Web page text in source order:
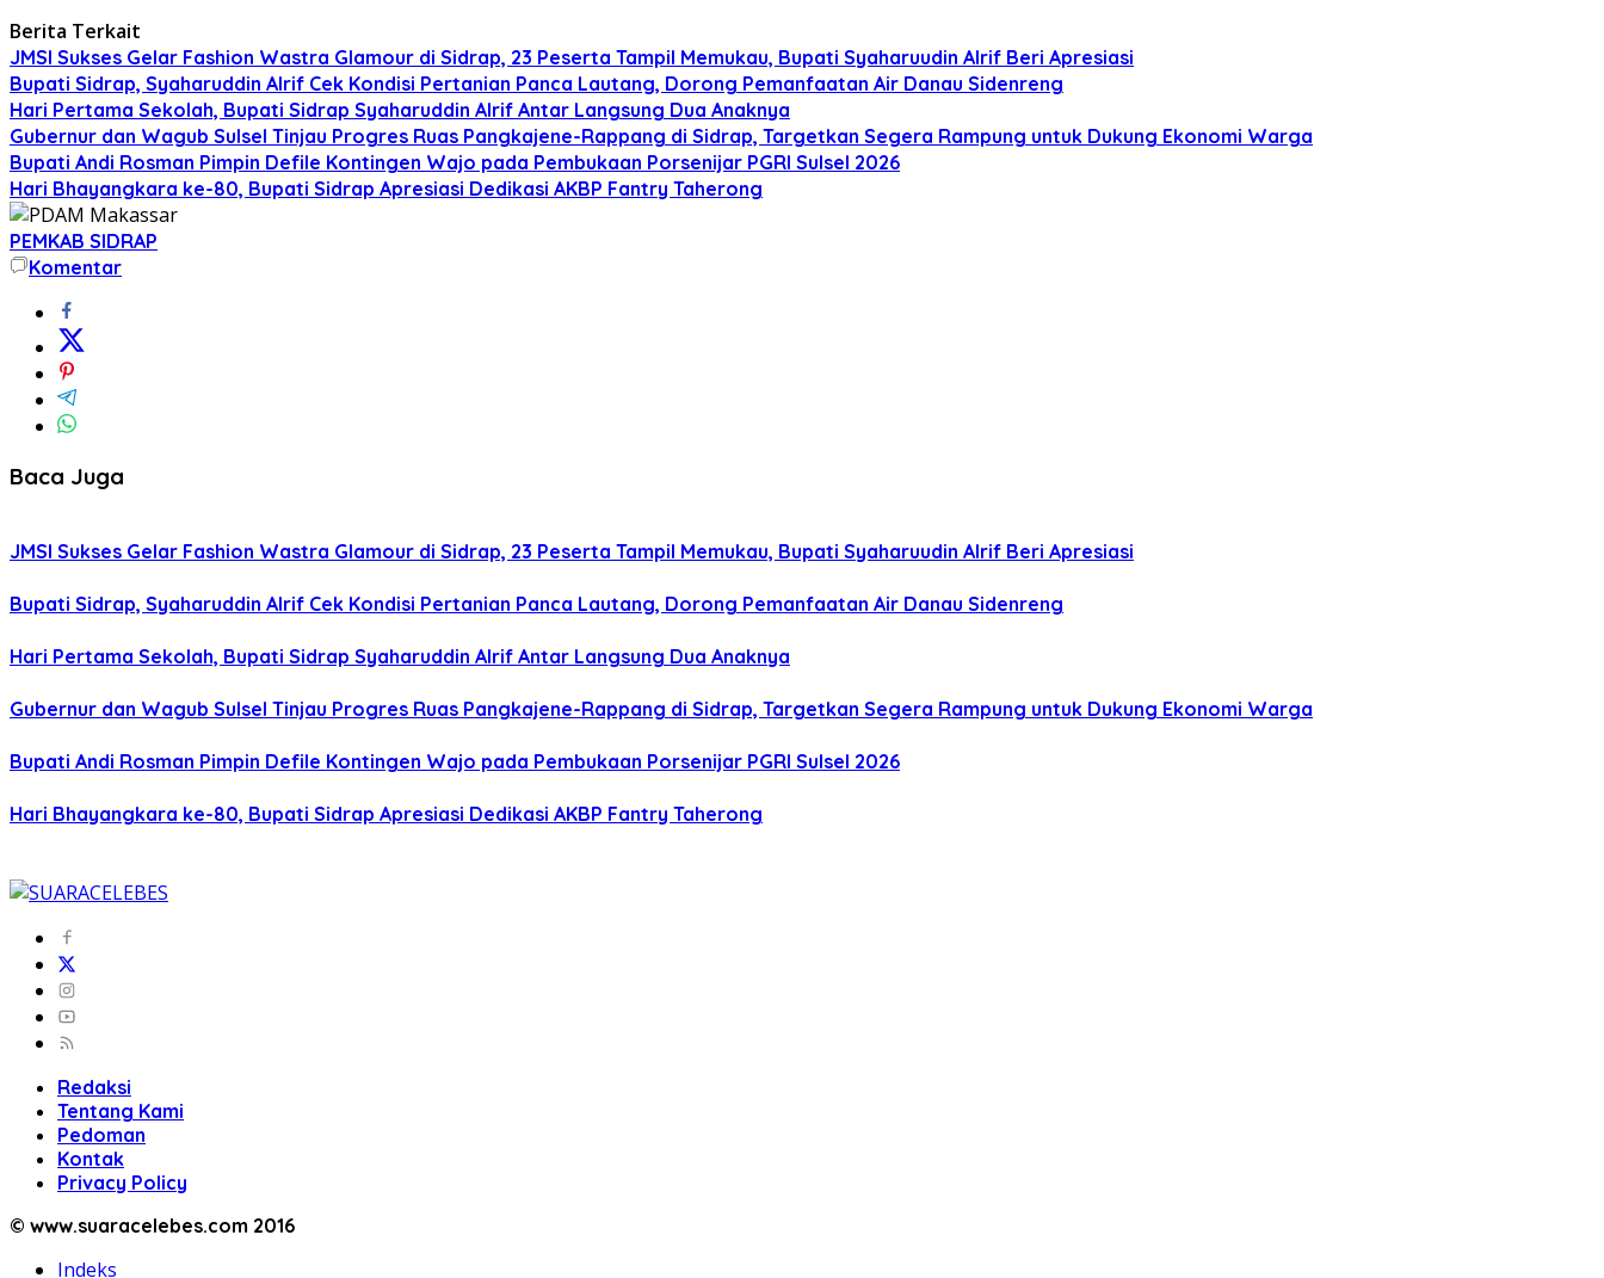
Berita Terkait
JMSI Sukses Gelar Fashion Wastra Glamour di Sidrap, 23 Peserta Tampil Memukau, Bupati Syaharuudin Alrif Beri Apresiasi
Bupati Sidrap, Syaharuddin Alrif Cek Kondisi Pertanian Panca Lautang, Dorong Pemanfaatan Air Danau Sidenreng
Hari Pertama Sekolah, Bupati Sidrap Syaharuddin Alrif Antar Langsung Dua Anaknya
Gubernur dan Wagub Sulsel Tinjau Progres Ruas Pangkajene-Rappang di Sidrap, Targetkan Segera Rampung untuk Dukung Ekonomi Warga
Bupati Andi Rosman Pimpin Defile Kontingen Wajo pada Pembukaan Porsenijar PGRI Sulsel 2026
Hari Bhayangkara ke-80, Bupati Sidrap Apresiasi Dedikasi AKBP Fantry Taherong
PEMKAB SIDRAP
Komentar
Baca Juga
JMSI Sukses Gelar Fashion Wastra Glamour di Sidrap, 23 Peserta Tampil Memukau, Bupati Syaharuudin Alrif Beri Apresiasi
Bupati Sidrap, Syaharuddin Alrif Cek Kondisi Pertanian Panca Lautang, Dorong Pemanfaatan Air Danau Sidenreng
Hari Pertama Sekolah, Bupati Sidrap Syaharuddin Alrif Antar Langsung Dua Anaknya
Gubernur dan Wagub Sulsel Tinjau Progres Ruas Pangkajene-Rappang di Sidrap, Targetkan Segera Rampung untuk Dukung Ekonomi Warga
Bupati Andi Rosman Pimpin Defile Kontingen Wajo pada Pembukaan Porsenijar PGRI Sulsel 2026
Hari Bhayangkara ke-80, Bupati Sidrap Apresiasi Dedikasi AKBP Fantry Taherong
Redaksi
Tentang Kami
Pedoman
Kontak
Privacy Policy
© www.suaracelebes.com 2016
Indeks